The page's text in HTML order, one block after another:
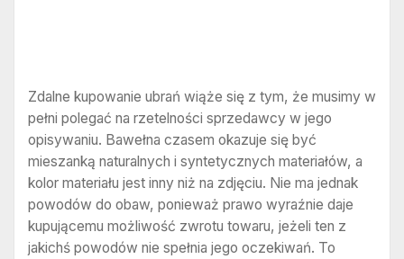
Zdalne kupowanie ubrań wiąże się z tym, że musimy w
pełni polegać na rzetelności sprzedawcy w jego
opisywaniu. Bawełna czasem okazuje się być
mieszanką naturalnych i syntetycznych materiałów, a
kolor materiału jest inny niż na zdjęciu. Nie ma jednak
powodów do obaw, ponieważ prawo wyraźnie daje
kupującemu możliwość zwrotu towaru, jeżeli ten z
jakichś powodów nie spełnia jego oczekiwań. To